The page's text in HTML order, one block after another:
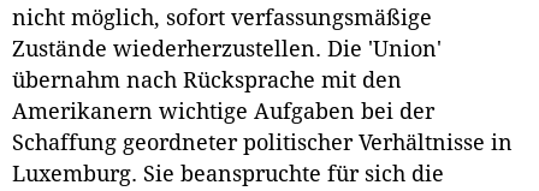
nicht möglich, sofort verfassungsmäßige
Zustände wiederherzustellen. Die 'Union'
übernahm nach Rücksprache mit den
Amerikanern wichtige Aufgaben bei der
Schaffung geordneter politischer Verhältnisse in
Luxemburg. Sie beanspruchte für sich die